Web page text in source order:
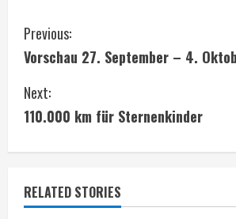
C
o
n
n
Previous:
Vorschau 27. September – 4.
Next:
110.000 km für Sternenkinder
RELATED STORIES